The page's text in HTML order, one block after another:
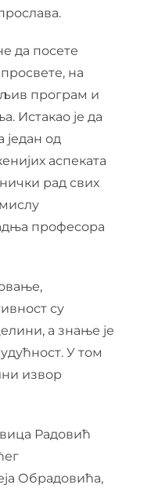
да посете
на
програм и
Истакао је да
један од
аспеката
рад свих
професора
су
а знање је
У том
извор
Радовић
Обрадовића,